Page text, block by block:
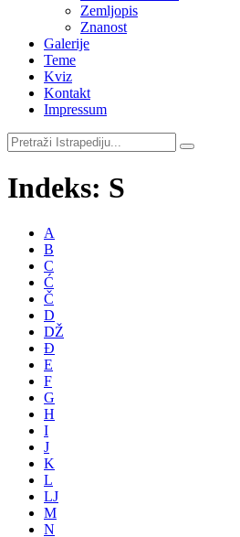
Zemljopis
Znanost
Galerije
Teme
Kviz
Kontakt
Impressum
Indeks: S
A
B
C
Ć
Č
D
DŽ
Đ
E
F
G
H
I
J
K
L
LJ
M
N